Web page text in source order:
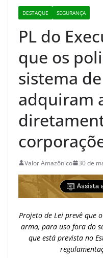
DESTAQUE SEGURANÇA
PL do
que os
sistema
adquiram
Valor Amazônico 30 de
Projeto de Lei prevê que
arma, para uso fora do
que está prevista no